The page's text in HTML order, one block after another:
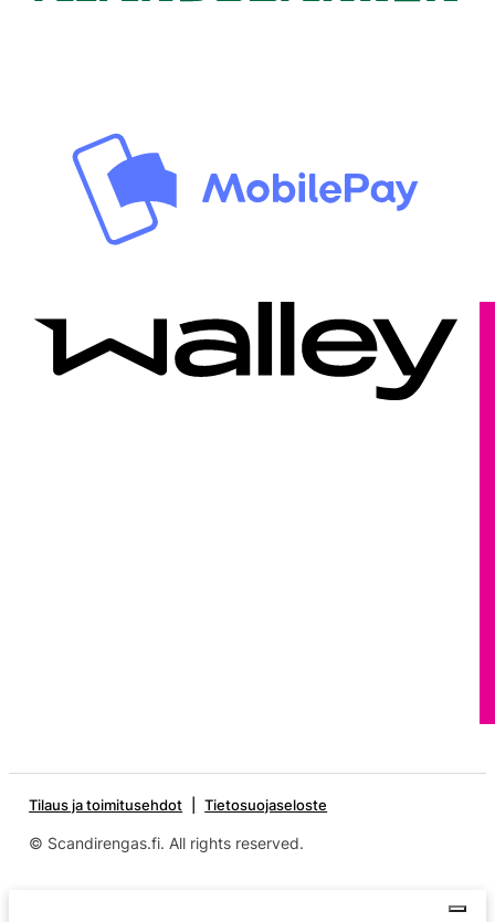
Tilaus ja toimitusehdot Tietosuojaseloste
© Scandirengas.fi. All rights reserved.